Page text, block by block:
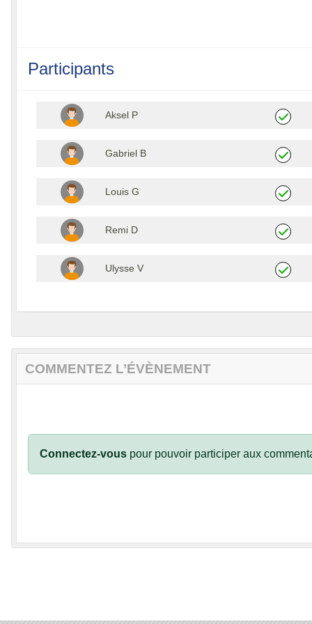
Participants
Aksel P
Gabriel B
Louis G
Remi D
Ulysse V
COMMENTEZ L’ÉVÈNEMENT
Connectez-vous pour pouvoir participer aux